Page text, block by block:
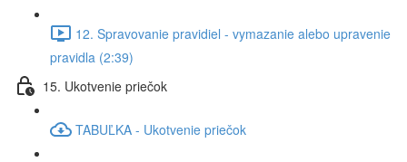
12. Spravovanie pravidiel - vymazanie alebo upravenie
pravidla (2:39)
15. Ukotvenie priečok
TABUĽKA - Ukotvenie priečok